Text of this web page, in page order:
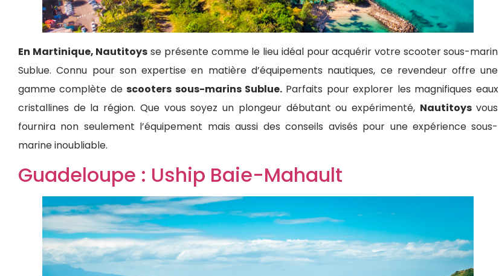
En Martinique, Nautitoys se présente comme le lieu idéal pour acquérir votre scooter sous-marin
Sublue. Connu pour son expertise en matière d’équipements nautiques, ce revendeur offre une
gamme complète descooters sous-marins Sublue. Parfaits pour explorer les magnifiques eaux
cristallines de la région. Que vous soyez un plongeur débutant ou expérimenté, Nautitoysvous
fournira non seulement l’équipement mais aussi des conseils avisés pour une expérience sous-
marine inoubliable.
Guadeloupe : Uship Baie-Mahault